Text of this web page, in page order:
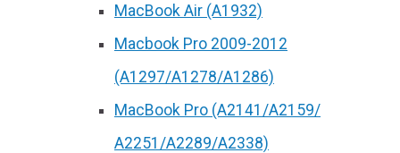
MacBook Air (A1932)
Macbook Pro 2009-2012
(A1297/A1278/A1286)
MacBook Pro (А2141/А2159/
А2251/A2289/A2338)